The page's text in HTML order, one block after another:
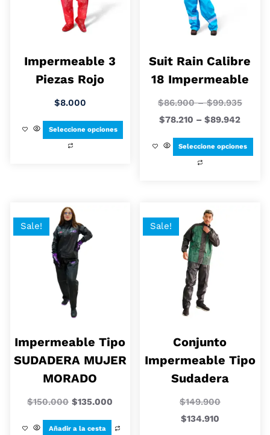
Impermeable 3
Piezas Rojo
$8.000
Seleccione opciones
Suit Rain Calibre
18 Impermeable
$86.900 – $99.935
$78.210 – $89.942
Seleccione opciones
Sale!
Impermeable Tipo
SUDADERA MUJER
MORADO
$150.000 $135.000
Añadir a la cesta
Sale!
Conjunto
Impermeable Tipo
Sudadera
$149.900
$134.910